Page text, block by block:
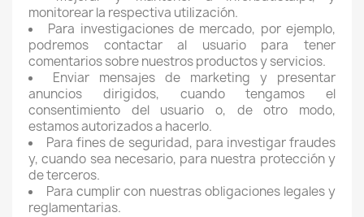
monitorear la respectiva utilización.
Para investigaciones de mercado, por ejemplo,
podremos contactar al usuario para tener
comentarios sobre nuestros productos y servicios.
Enviar mensajes de marketing y presentar
anuncios dirigidos, cuando tengamos el
consentimiento del usuario o, de otro modo,
estamos autorizados a hacerlo.
Para fines de seguridad, para investigar fraudes
y, cuando sea necesario, para nuestra protección y
de terceros.
Para cumplir con nuestras obligaciones legales y
reglamentarias.